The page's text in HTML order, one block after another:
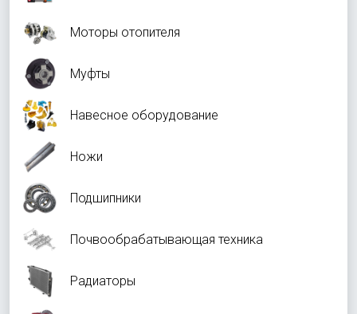
Моторы отопителя
Муфты
Навесное оборудование
Ножи
Подшипники
Почвообрабатывающая техника
Радиаторы